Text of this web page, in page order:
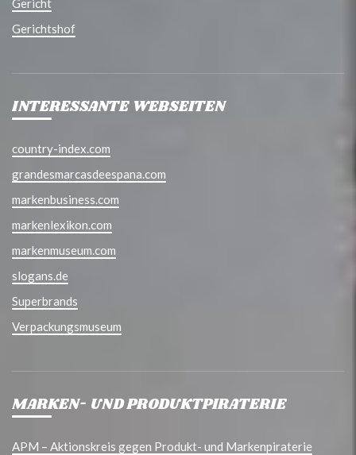
Gericht
Gerichtshof
INTERESSANTE WEBSEITEN
country-index.com
grandesmarcasdeespana.com
markenbusiness.com
markenlexikon.com
markenmuseum.com
slogans.de
Superbrands
Verpackungsmuseum
MARKEN- UND PRODUKTPIRATERIE
APM – Aktionskreis gegen Produkt- und Markenpiraterie